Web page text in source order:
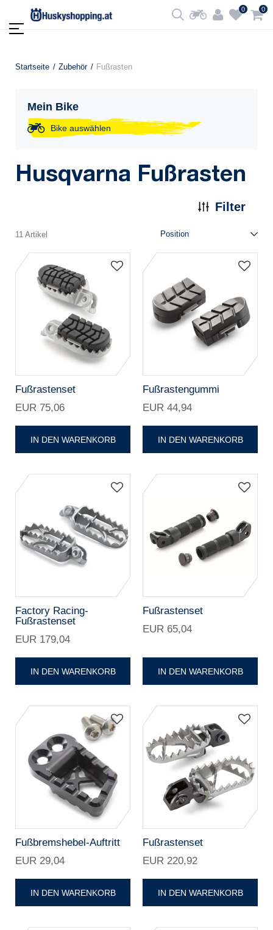
0 0
Startseite Zubehör Fußrasten
Mein Bike
Bike auswählen
Husqvarna Fußrasten
Filter
11 Artikel
Fußrastenset
EUR 75,06
IN DEN WARENKORB
Fußrastengummi
EUR 44,94
IN DEN WARENKORB
Factory Racing-
Fußrastenset
EUR 179,04
IN DEN WARENKORB
Fußrastenset
EUR 65,04
IN DEN WARENKORB
Fußbremshebel-Auftritt
EUR 29,04
IN DEN WARENKORB
Fußrastenset
EUR 220,92
IN DEN WARENKORB